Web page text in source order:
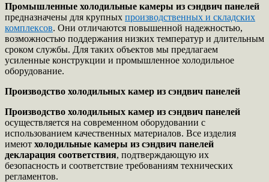
Промышленные холодильные камеры из сэндвич панелей
предназначены для крупных производственных и складских
комплексов. Они отличаются повышенной надежностью,
возможностью поддержания низких температур и длительным
сроком службы. Для таких объектов мы предлагаем
усиленные конструкции и промышленное холодильное
оборудование.
Производство холодильных камер из сэндвич панелей
Производство холодильных камер из сэндвич панелей
осуществляется на современном оборудовании с
использованием качественных материалов. Все изделия
имеют холодильные камеры из сэндвич панелей
декларация соответствия, подтверждающую их
безопасность и соответствие требованиям технических
регламентов.